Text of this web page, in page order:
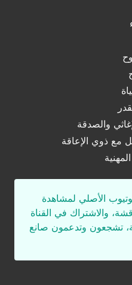
والصدقة
مع ذوي الإعاقة
الأصلي لمشاهدة
والاشتراك في القناة
تشجعون وتدعمون صانع